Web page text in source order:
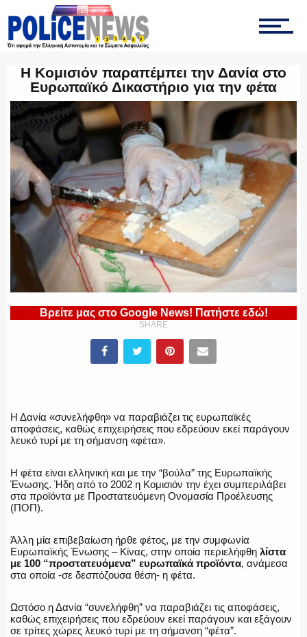
ΟΠΚΕ
ΟΜΑΔΑ “Ζ”
ΕΚΑΜ
ΥΑΤ/ΥΜΕΤ
ΕΛΛΗΝΙΚΗ ΑΣΤΥΝΟΜΙΑ
ΠΥΡΟΣΒΕΣΤΙΚΗ
ΛΙΜΕΝΙΚΟ
ΕΝΟΠΛΕΣ ΔΥΝΑΜΕΙΣ
ΕΚΑΒ
Η Κομισιόν παραπέμπει την Δανία στο
Ευρωπαϊκό Δικαστήριο για την φέτα
Βρείτε μας στο Google News! Πατήστε εδώ!
SHARE
Η Δανία «συνελήφθη» να παραβιάζει τις ευρωπαϊκές
αποφάσεις, καθώς επιχειρήσεις που εδρεύουν εκεί παράγουν
λευκό τυρί με τη σήμανση «φέτα».
Η φέτα είναι ελληνική και με την “βούλα” της Ευρωπαϊκής
Ένωσης. Ήδη από το 2002 η Κομισιόν την έχει συμπεριλάβει
στα προϊόντα με Προστατευόμενη Ονομασία Προέλευσης
(ΠΟΠ).
Άλλη μία επιβεβαίωση ήρθε φέτος, με την συμφωνία
Ευρωπαϊκής Ένωσης – Κίνας, στην οποία περιελήφθη λίστα
με 100 “προστατευόμενα” ευρωπαϊκά προϊόντα, ανάμεσα
στα οποία -σε δεσπόζουσα θέση- η φέτα.
Ωστόσο η Δανία “συνελήφθη” να παραβιάζει τις αποφάσεις,
καθώς επιχειρήσεις που εδρεύουν εκεί παράγουν και εξάγουν
σε τρίτες χώρες λευκό τυρί με τη σήμανση “φέτα”.